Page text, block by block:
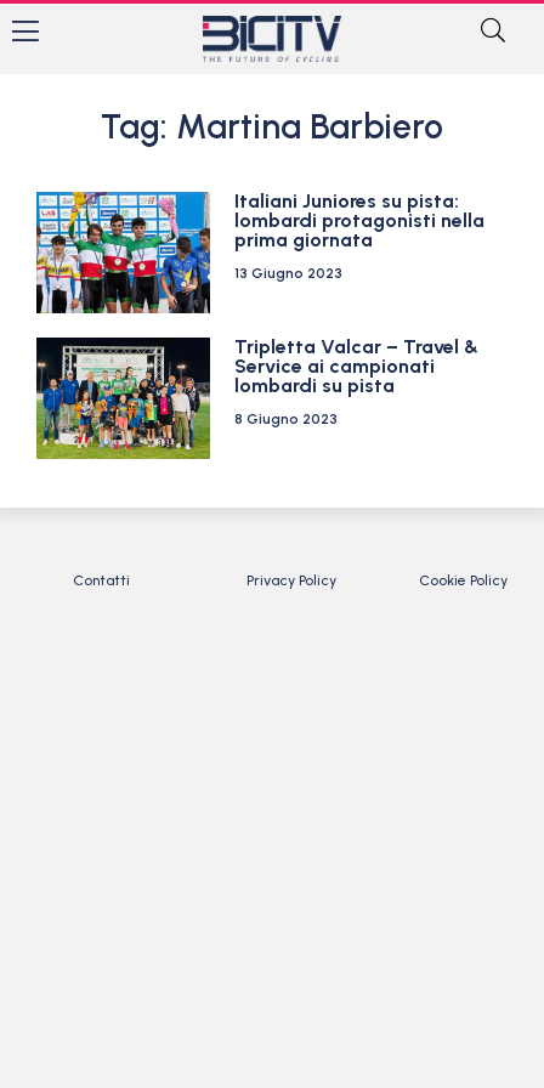
Tag: Martina Barbiero
Italiani Juniores su pista:
lombardi protagonisti nella
prima giornata
13 Giugno 2023
Tripletta Valcar – Travel &
Service ai campionati
lombardi su pista
8 Giugno 2023
Contatti Privacy Policy Cookie Policy